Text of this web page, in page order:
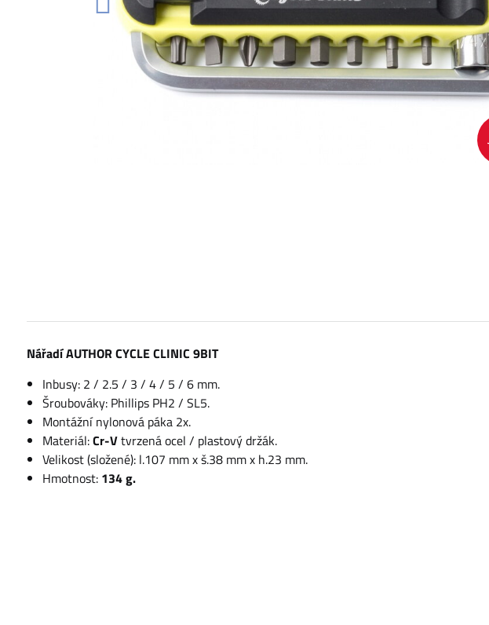
Nářadí AUTHOR CYCLE CLINIC 9BIT
Inbusy: 2 / 2.5 / 3 / 4 / 5 / 6 mm.
Šroubováky: Phillips PH2 / SL5.
Montážní nylonová páka 2x.
Materiál:Cr-Vtvrzená ocel / plastový držák.
Velikost (složené): l.107 mm x š.38 mm x h.23 mm.
Hmotnost: 134 g.